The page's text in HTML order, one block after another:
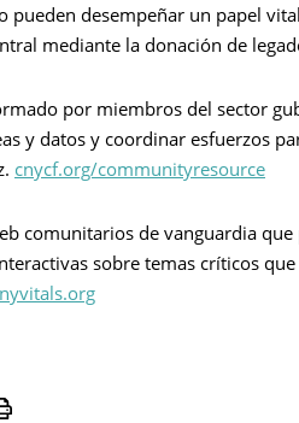
pueden desempeñar un papel
mediante la donación de
por miembros del sector
y datos y coordinar esfuerzos
cnycf.org/communityresource
comunitarios de vanguardia
sobre temas críticos que
Print